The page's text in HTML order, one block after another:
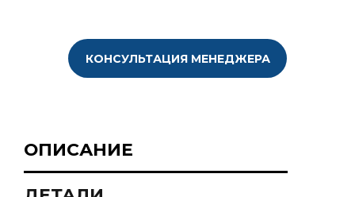
КОНСУЛЬТАЦИЯ МЕНЕДЖЕРА
ОПИСАНИЕ